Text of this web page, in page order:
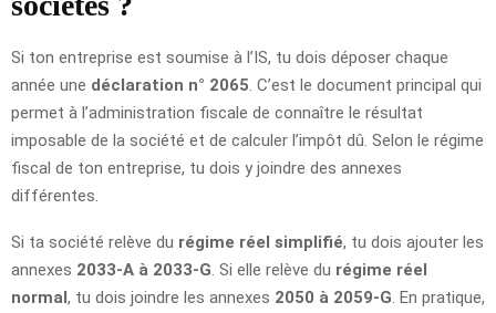
Si ton entreprise est soumise à l’IS, tu dois déposer chaque
année une déclaration n° 2065 . C’est le document principal qui
permet à l’administration fiscale de connaître le résultat
imposable de la société et de calculer l’impôt dû. Selon le régime
fiscal de ton entreprise, tu dois y joindre des annexes
différentes.
Si ta société relève du régime réel simplifié, tu dois ajouter les
annexes 2033-A à 2033-G . Si elle relève du régime réel
normal, tu dois joindre les annexes 2050 à 2059-G . En pratique,